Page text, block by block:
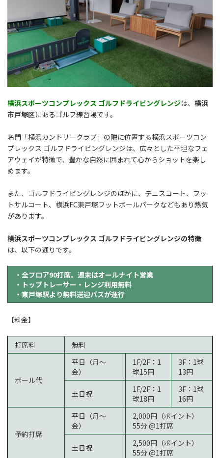
横浜スポーツコンプレックス ゴルフドライビングレンジは、 横浜
市戸塚区にあるゴルフ練習場です。
名門「横浜カントリークラブ」の隣に位置する横浜スポーツコン
プレックス ゴルフドライビングレンジは、広々とした平坦なフェ
アウェイが特徴で、豊かな自然に囲まれて心からショットを楽し
めます。
また、ゴルフドライビングレンジのほかに、テニスコート、フッ
トサルコート、横浜FC東戸塚フットボールパークなどもあり熱気
があります。
横浜スポーツコンプレックス ゴルフドライビングレンジの特徴
は、以下の通りです。
・全フロア90打席。週末はオールナイト営業
・トップトレーサー・レンジ利用無料
・東戸塚駅より無料送迎バスが運行
【料金】
打席料 無料
ボール代
平日（月～
金）
1F/2F：1
球15円
3F：1球
13円
土日祝
1F/2F：1
球18円
3F：1球
16円
予約打席
平日（月～
金）
2,000円（ポイント）
55分 @1打席
土日祝
2,500円（ポイント）
55分 @1打席